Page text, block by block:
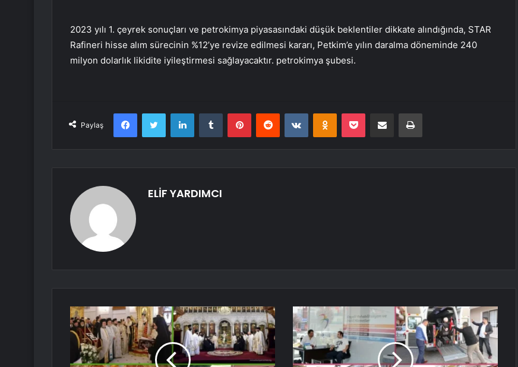
2023 yılı 1. çeyrek sonuçları ve petrokimya piyasasındaki düşük beklentiler dikkate alındığında, STAR
Rafineri hisse alım sürecinin %12’ye revize edilmesi kararı, Petkim’e yılın daralma döneminde 240
milyon dolarlık likidite iyileştirmesi sağlayacaktır. petrokimya şubesi.
Paylaş
FacebookTwitter LinkedInTumblr PinterestReddit VKontakteOdnoklassniki
Pocket E-Posta ile paylaş Yazdır
ELİF YARDIMCI